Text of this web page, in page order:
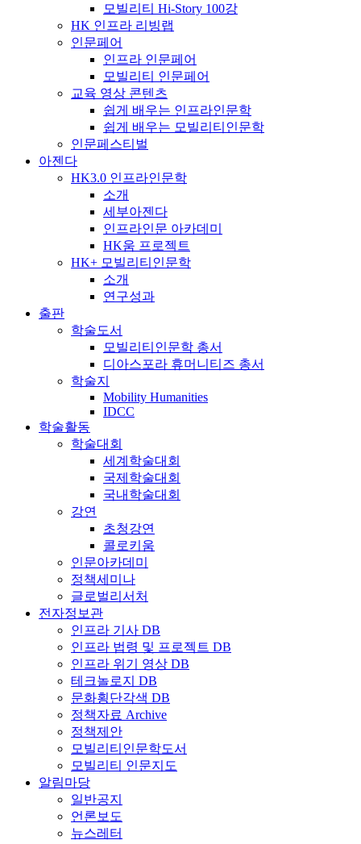
모빌리티 Hi-Story 100강
HK 인프라 리빙랩
인문페어
인프라 인문페어
모빌리티 인문페어
교육 영상 콘텐츠
쉽게 배우는 인프라인문학
쉽게 배우는 모빌리티인문학
인문페스티벌
아젠다
HK3.0 인프라인문학
소개
세부아젠다
인프라인문 아카데미
HK움 프로젝트
HK+ 모빌리티인문학
소개
연구성과
출판
학술도서
모빌리티인문학 총서
디아스포라 휴머니티즈 총서
학술지
Mobility Humanities
IDCC
학술활동
학술대회
세계학술대회
국제학술대회
국내학술대회
강연
초청강연
콜로키움
인문아카데미
정책세미나
글로벌리서처
전자정보관
인프라 기사 DB
인프라 법령 및 프로젝트 DB
인프라 위기 영상 DB
테크놀로지 DB
문화횡단각색 DB
정책자료 Archive
정책제안
모빌리티인문학도서
모빌리티 인문지도
알림마당
일반공지
언론보도
뉴스레터